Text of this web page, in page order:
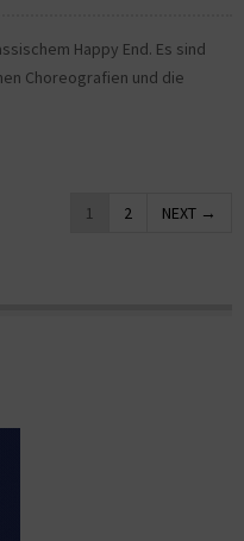
Happy End. Es sind
Choreografien und die
1 2 NEXT →